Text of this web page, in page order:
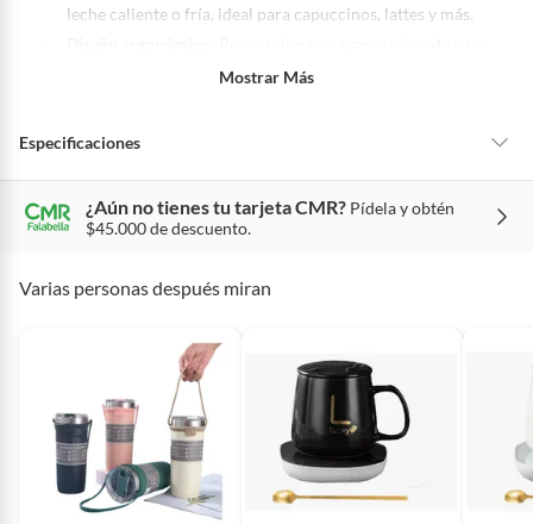
Para conocer más sobre el derecho de retracto y nuestra política de
leche caliente o fría, ideal para capuccinos, lattes y más.
manejo sencillo para crear la espuma perfecta sin
de 120, este espumador es perfecto para el uso diario en
Mostrar Más
Especificaciones
Registro SIC 2
Requiere Serial
Si
Cuidado del producto
Modo de fabricación Artesanal
¿Aún no tienes tu tarjeta CMR? Pídela y obtén
$45.000 de descuento.
Varias personas después miran